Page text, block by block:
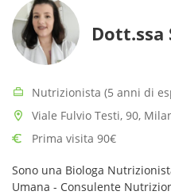
Dott.ssa
Nutrizionista (5 anni di
Viale Fulvio Testi, 90,
Prima visita 90€
Sono una Biologa
Umana - Consulente